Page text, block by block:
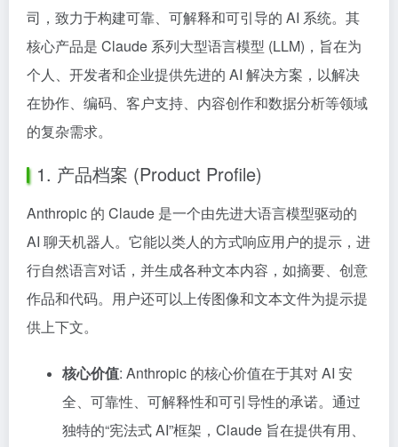
司，致力于构建可靠、可解释和可引导的 AI 系统。其
核心产品是 Claude 系列大型语言模型 (LLM)，旨在为
个人、开发者和企业提供先进的 AI 解决方案，以解决
在协作、编码、客户支持、内容创作和数据分析等领域
的复杂需求。
1. 产品档案 (Product Profile)
Anthropic 的 Claude 是一个由先进大语言模型驱动的
AI 聊天机器人。它能以类人的方式响应用户的提示，进
行自然语言对话，并生成各种文本内容，如摘要、创意
作品和代码。用户还可以上传图像和文本文件为提示提
供上下文。
核心价值: Anthropic 的核心价值在于其对 AI 安
全、可靠性、可解释性和可引导性的承诺。通过
独特的“宪法式 AI”框架，Claude 旨在提供有用、